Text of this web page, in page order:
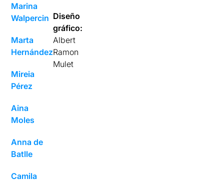
Marina
Walpercin
Marta
Hernández
Mireia
Pérez
Aina
Moles
Anna de
Batlle
Camila
Diseño
gráfico:
Albert
Ramon
Mulet